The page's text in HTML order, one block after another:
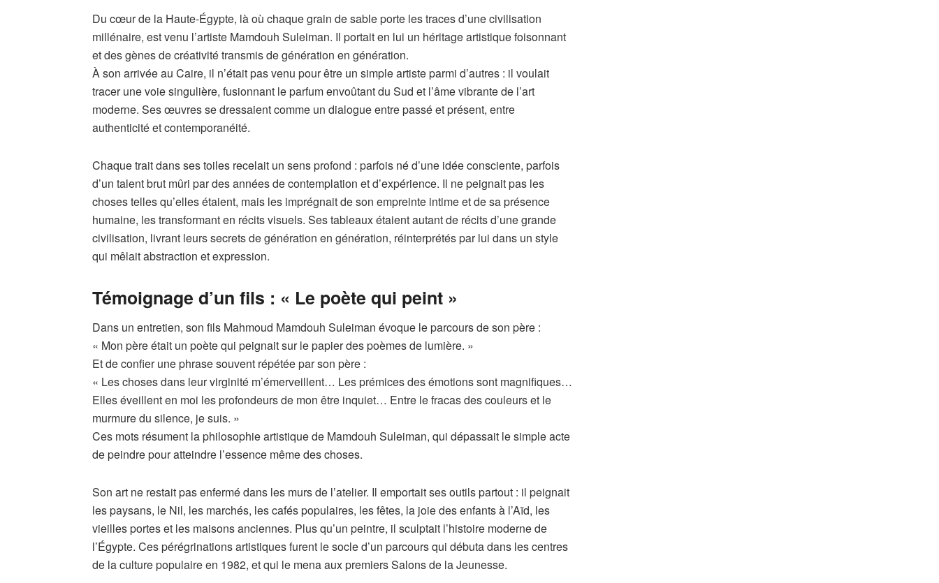
Du cœur de la Haute-Égypte, là où chaque grain de sable porte les traces d’une civilisation
millénaire, est venu l’artiste Mamdouh Suleiman. Il portait en lui un héritage artistique foisonnant
et des gènes de créativité transmis de génération en génération.
À son arrivée au Caire, il n’était pas venu pour être un simple artiste parmi d’autres : il voulait
tracer une voie singulière, fusionnant le parfum envoûtant du Sud et l’âme vibrante de l’art
moderne. Ses œuvres se dressaient comme un dialogue entre passé et présent, entre
authenticité et contemporanéité.
Chaque trait dans ses toiles recelait un sens profond : parfois né d’une idée consciente, parfois
d’un talent brut mûri par des années de contemplation et d’expérience. Il ne peignait pas les
choses telles qu’elles étaient, mais les imprégnait de son empreinte intime et de sa présence
humaine, les transformant en récits visuels. Ses tableaux étaient autant de récits d’une grande
civilisation, livrant leurs secrets de génération en génération, réinterprétés par lui dans un style
qui mêlait abstraction et expression.
Témoignage d’un fils : « Le poète qui peint »
Dans un entretien, son fils Mahmoud Mamdouh Suleiman évoque le parcours de son père :
« Mon père était un poète qui peignait sur le papier des poèmes de lumière. »
Et de confier une phrase souvent répétée par son père :
« Les choses dans leur virginité m’émerveillent… Les prémices des émotions sont magnifiques…
Elles éveillent en moi les profondeurs de mon être inquiet… Entre le fracas des couleurs et le
murmure du silence, je suis. »
Ces mots résument la philosophie artistique de Mamdouh Suleiman, qui dépassait le simple acte
de peindre pour atteindre l’essence même des choses.
Son art ne restait pas enfermé dans les murs de l’atelier. Il emportait ses outils partout : il peignait
les paysans, le Nil, les marchés, les cafés populaires, les fêtes, la joie des enfants à l’Aïd, les
vieilles portes et les maisons anciennes. Plus qu’un peintre, il sculptait l’histoire moderne de
l’Égypte. Ces pérégrinations artistiques furent le socle d’un parcours qui débuta dans les centres
de la culture populaire en 1982, et qui le mena aux premiers Salons de la Jeunesse.